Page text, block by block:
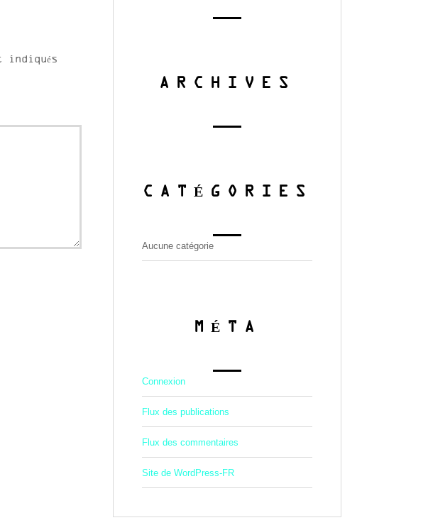
indiqués
ARCHIVES
CATÉGORIES
Aucune catégorie
MÉTA
Connexion
Flux des publications
Flux des commentaires
Site de WordPress-FR